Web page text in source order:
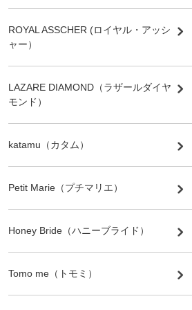
ROYAL ASSCHER (ロイヤル・アッシ
ャー）
LAZARE DIAMOND（ラザールダイヤ
モンド）
katamu（カタム）
Petit Marie（プチマリエ）
Honey Bride（ハニーブライド）
Tomo me（トモミ）